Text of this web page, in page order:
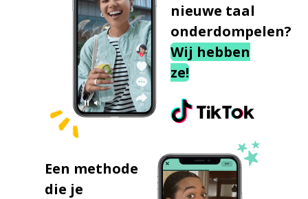
nieuwe taal
onderdompelen?
Wij hebben
ze!
Een methode
die je